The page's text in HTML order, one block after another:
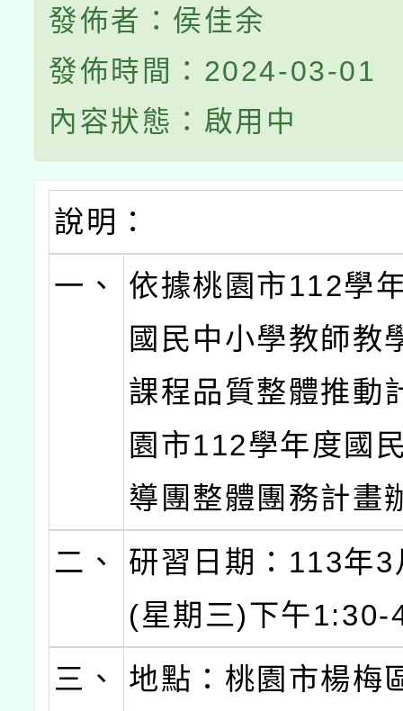
發佈者：侯佳余
發佈時間：2024-03-01
內容狀態：啟用中
說明：
一、
依據桃園市112學
國民中小學教師教
課程品質整體推動
園市112學年度國
導團整體團務計畫
二、
研習日期：113年
(星期三)下午1:30-
三、
地點：桃園市楊梅